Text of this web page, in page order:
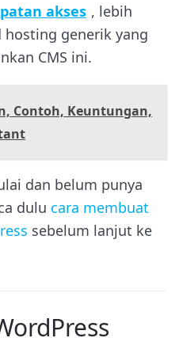
akses , lebih
generik yang
CMS ini.
Contoh, Keuntungan,
dan belum punya
dulu cara membuat
sebelum lanjut ke